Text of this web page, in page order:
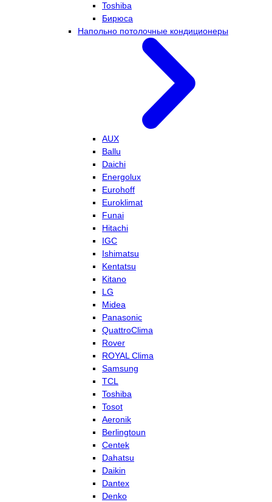
Toshiba
Бирюса
Напольно потолочные кондиционеры
AUX
Ballu
Daichi
Energolux
Eurohoff
Euroklimat
Funai
Hitachi
IGC
Ishimatsu
Kentatsu
Kitano
LG
Midea
Panasonic
QuattroClima
Rover
ROYAL Clima
Samsung
TCL
Toshiba
Tosot
Aeronik
Berlingtoun
Centek
Dahatsu
Daikin
Dantex
Denko